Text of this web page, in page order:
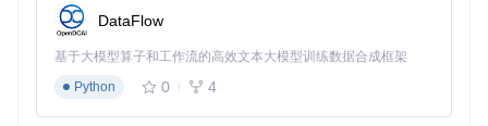
这些贴图通过节点网络协同工作，其底层实现逻辑可参考
ce/blender/nodes/shader/nodes/node_shader_bsdf_principl
DataFlow
基于大模型算子和工作流的高效文本大模型训练数据合成框架
Python
0 4